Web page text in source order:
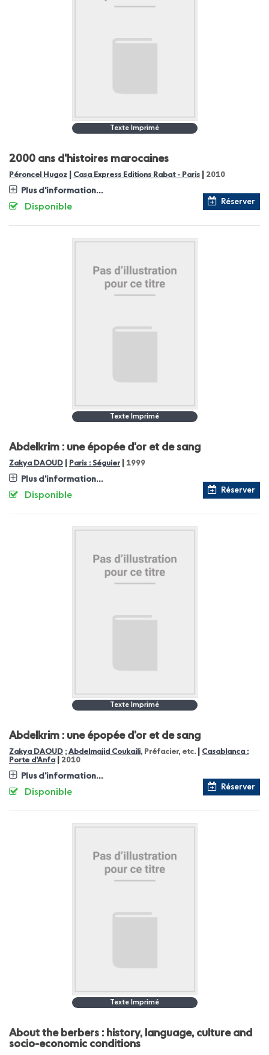
Texte Imprimé
2000 ans d'histoires marocaines
Péroncel Hugoz Casa Express Editions Rabat - Paris 2010
Plus d'information...
Réserver
Disponible
Texte Imprimé
Abdelkrim : une épopée d'or et de sang
Zakya DAOUD Paris : Séguier 1999
Plus d'information...
Réserver
Disponible
Texte Imprimé
Abdelkrim : une épopée d'or et de sang
Zakya DAOUD ; Abdelmajid Coukaili, Préfacier, etc.
Casablanca :
Porte d'Anfa| 2010
Plus d'information...
Réserver
Disponible
Texte Imprimé
About the berbers : history, language, culture and
socio-economic conditions